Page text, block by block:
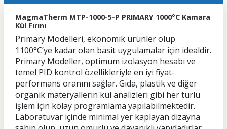
MagmaTherm MTP-1000-5-P PRIMARY 1000°C Kamara
Kül Fırını
Primary Modelleri, ekonomik ürünler olup
1100°C’ye kadar olan basit uygulamalar için idealdir.
Primary Modeller, optimum izolasyon hesabı ve
temel PID kontrol özellikleriyle en iyi fiyat-
performans oranını sağlar. Gıda, plastik ve diğer
organik materyallerin kül analizleri gibi her türlü
işlem için kolay programlama yapılabilmektedir.
Laboratuvar içinde minimal yer kaplayan dizayna